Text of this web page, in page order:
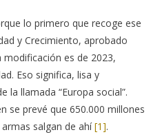
lo primero que recoge ese
y Crecimiento, aprobado
es de 2023,
Eso significa, lisa y
la llamada “Europa social”.
se prevé que 650.000 millones
salgan de ahí[1].